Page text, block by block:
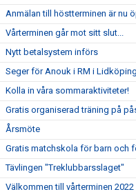
Anmälan till höstterminen är nu
Vårterminen går mot sitt slut...
Nytt betalsystem införs
Seger för Anouk i RM i
Kolla in våra sommaraktiviteter!
Gratis organiserad träning på
Årsmöte
Gratis matchskola för barn och
Tävlingen "Treklubbarsslaget"
Välkommen till vårterminen 2022